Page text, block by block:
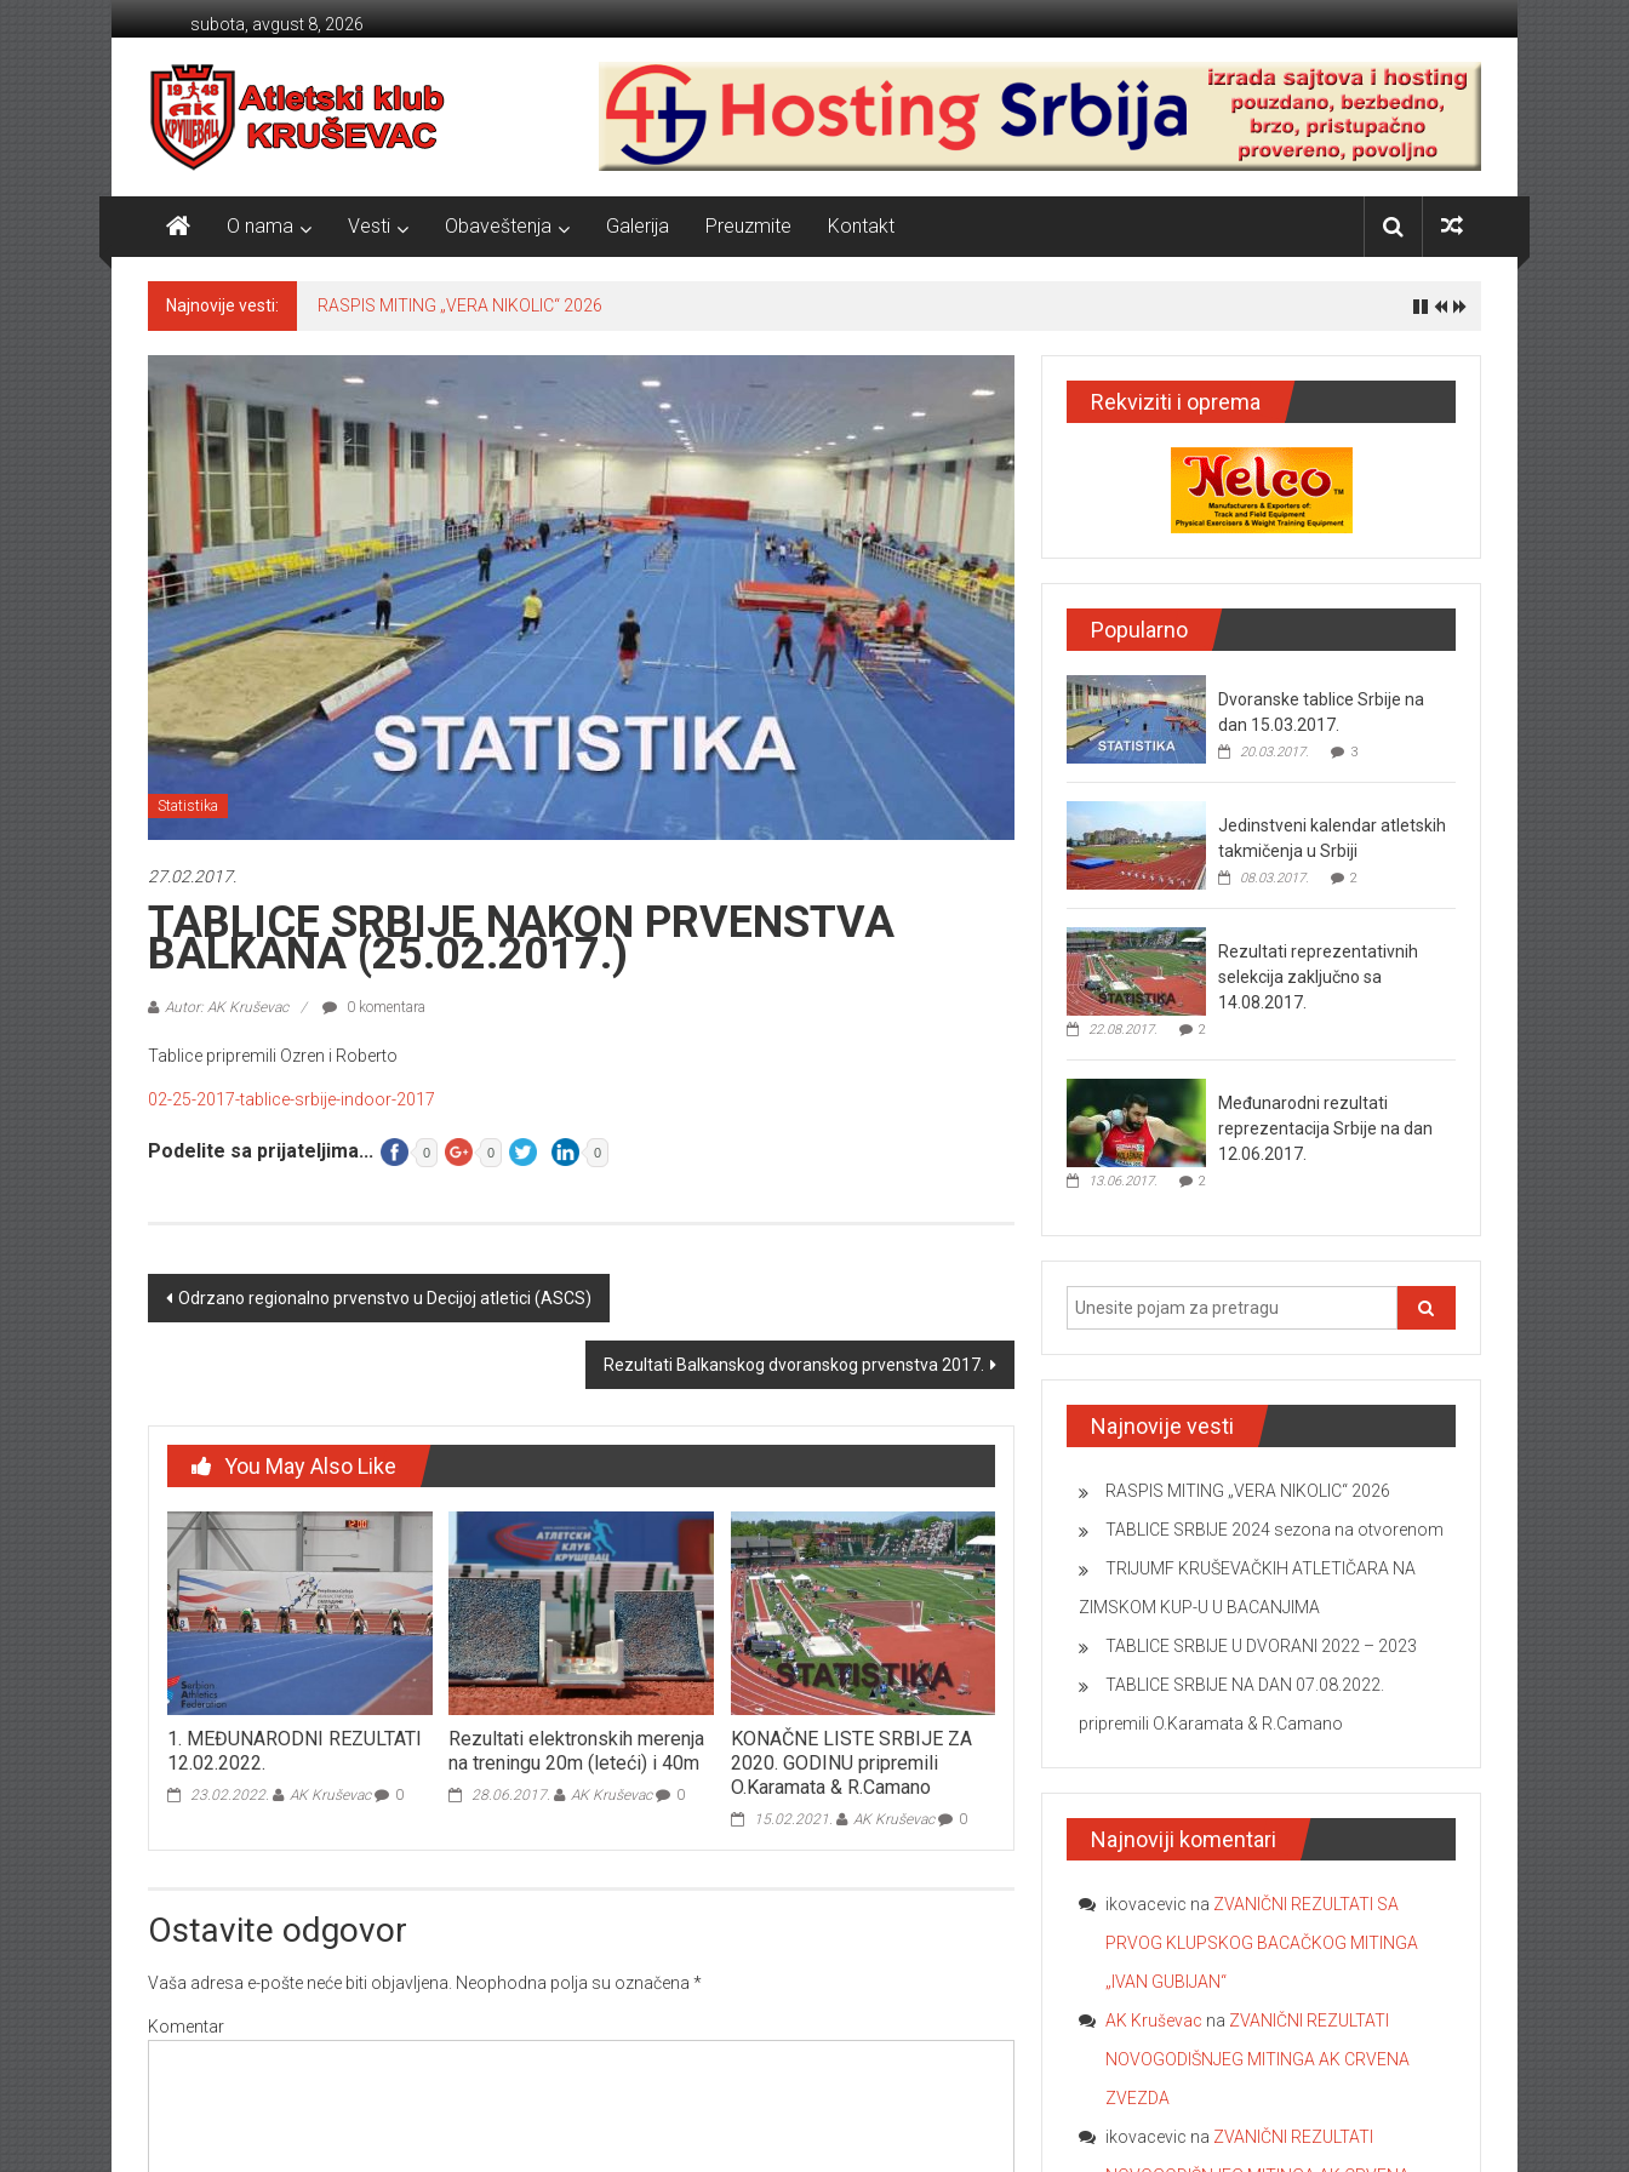
subota, avgust 8, 2026
Atletski klub KRUŠEVAC
O nama Vesti Obaveštenja Galerija Preuzmite Kontakt
Najnovije vesti: RASPIS MITING „VERA NIKOLIC“ 2026
Statistika
27.02.2017.
TABLICE SRBIJE NAKON PRVENSTVA
BALKANA (25.02.2017.)
Autor: AK Kruševac 0 komentara
Tablice pripremili Ozren i Roberto
02-25-2017-tablice-srbije-indoor-2017
Podelite sa prijateljima... 0 0 0
Post navigation
Odrzano regionalno prvenstvo u Decijoj atletici (ASCS)
Rezultati Balkanskog dvoranskog prvenstva 2017.
You May Also Like
1. MEĐUNARODNI REZULTATI
12.02.2022.
23.02.2022. AK Kruševac 0
Rezultati elektronskih merenja
na treningu 20m (leteći) i 40m
28.06.2017. AK Kruševac 0
KONAČNE LISTE SRBIJE ZA
2020. GODINU pripremili
O.Karamata & R.Camano
15.02.2021. AK Kruševac 0
Ostavite odgovor
Vaša adresa e-pošte neće biti objavljena. Neophodna polja su označena *
Komentar
Rekviziti i oprema
Popularno
Dvoranske tablice Srbije na
dan 15.03.2017.
20.03.2017. 3
Jedinstveni kalendar atletskih
takmičenja u Srbiji
08.03.2017. 2
Rezultati reprezentativnih
selekcija zaključno sa
14.08.2017.
22.08.2017. 2
Međunarodni rezultati
reprezentacija Srbije na dan
12.06.2017.
13.06.2017. 2
Najnovije vesti
RASPIS MITING „VERA NIKOLIC“ 2026
TABLICE SRBIJE 2024 sezona na otvorenom
TRIJUMF KRUŠEVAČKIH ATLETIČARA NA
ZIMSKOM KUP-U U BACANJIMA
TABLICE SRBIJE U DVORANI 2022 – 2023
TABLICE SRBIJE NA DAN 07.08.2022.
pripremili O.Karamata & R.Camano
Najnoviji komentari
ikovacevic na ZVANIČNI REZULTATI SA
PRVOG KLUPSKOG BACAČKOG MITINGA
„IVAN GUBIJAN“
AK Kruševac na ZVANIČNI REZULTATI
NOVOGODIŠNJEG MITINGA AK CRVENA
ZVEZDA
ikovacevic na ZVANIČNI REZULTATI